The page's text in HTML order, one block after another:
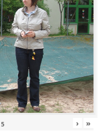
5 › »